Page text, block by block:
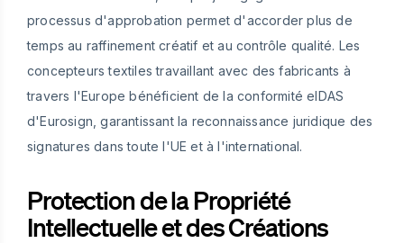
processus d'approbation permet d'accorder plus de
temps au raffinement créatif et au contrôle qualité. Les
concepteurs textiles travaillant avec des fabricants à
travers l'Europe bénéficient de la conformité eIDAS
d'Eurosign, garantissant la reconnaissance juridique des
signatures dans toute l'UE et à l'international.
Protection de la Propriété
Intellectuelle et des Créations